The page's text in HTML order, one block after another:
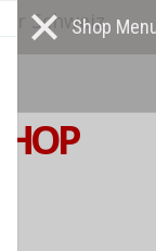
Schweiz